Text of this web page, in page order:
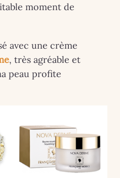
moment de
avec une crème
, très agréable et
peau profite